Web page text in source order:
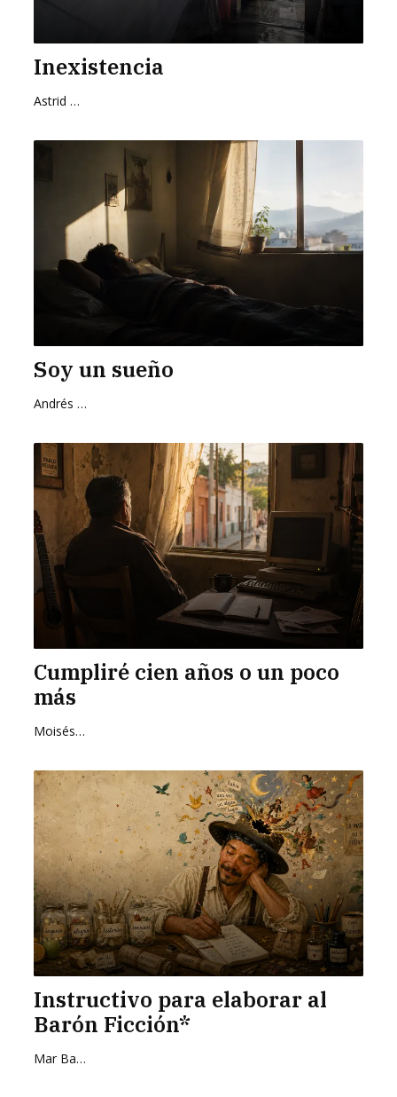
Inexistencia
Astrid Cervantes
Soy un sueño
Andrés Zurita Zafra
Cumpliré cien años o un poco
más
Moisés Zurita Zafra
Instructivo para elaborar al
Barón Ficción*
Mar Barrientos